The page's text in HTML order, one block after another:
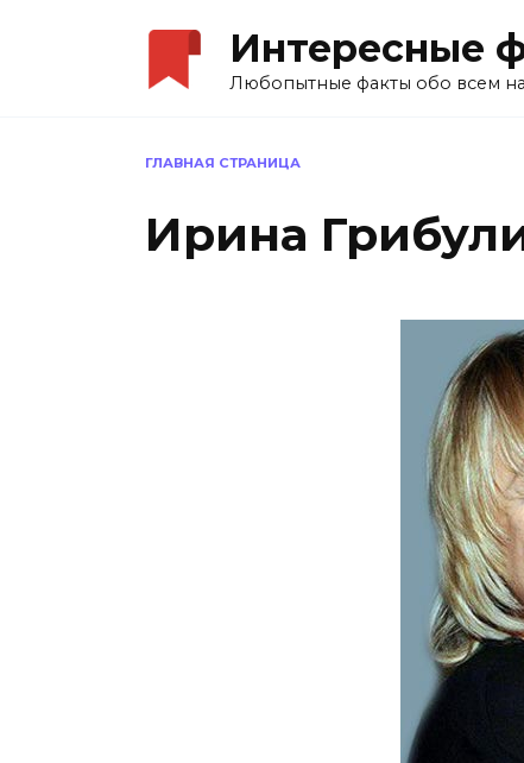
Интересные
Любопытные факты обо всем на
ГЛАВНАЯ СТРАНИЦА
Ирина